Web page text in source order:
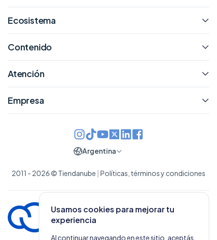
Usamos cookies para mejorar tu
experiencia
Al continuar navegando en este sitio, aceptás
Ecosistema
Contenido
Atención
Empresa
2011 - 2026 © Tiendanube | Políticas, términos y condiciones
Argentina